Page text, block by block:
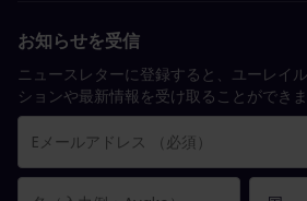
お知らせを受信
ニュースレターに登録すると、ユーレイ
ションや最新情報を受け取ることができま